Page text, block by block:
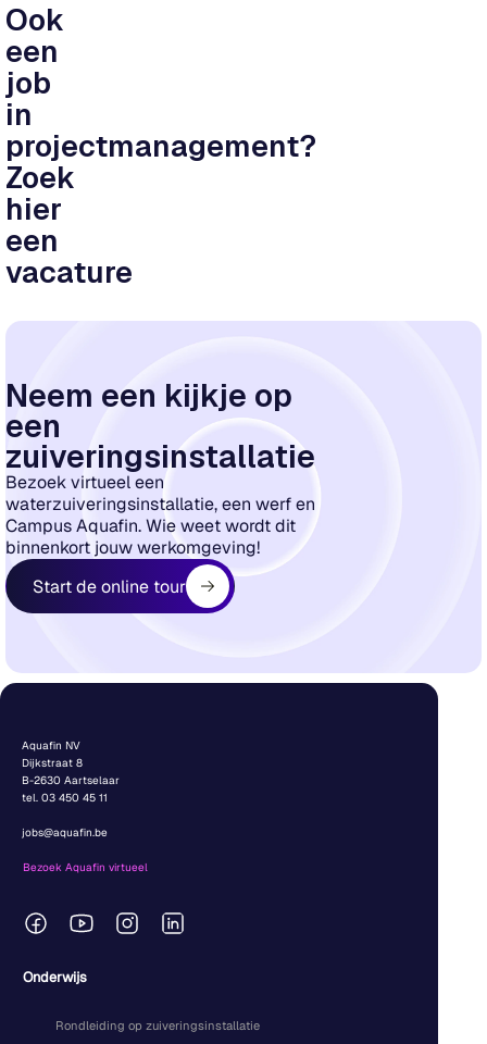
Ook
een
job
in
projectmanagement?
Zoek
hier
een
vacature
Neem een kijkje op
een
zuiveringsinstallatie
Bezoek virtueel een
waterzuiveringsinstallatie, een werf en
Campus Aquafin. Wie weet wordt dit
binnenkort jouw werkomgeving!
Start de online tour
Aquafin NV
Dijkstraat 8
B-2630 Aartselaar
tel. 03 450 45 11
jobs@aquafin.be
Bezoek Aquafin virtueel
Onderwijs
Rondleiding op zuiveringsinstallatie